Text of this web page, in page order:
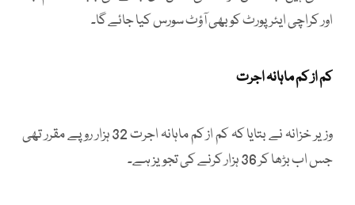
اور کراچی ایئرپورٹ کو بھی آؤٹ سورس کیا جائے گا۔
کم از کم ماہانہ اجرت
وزیر خزانہ نے بتایا کہ کم از کم ماہانہ اجرت 32 ہزار روپے مقرر تھی
جس اب بڑھا کر 36 ہزار کرنے کی تجویز ہے۔